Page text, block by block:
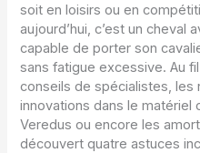
soit en loisirs ou en
aujourd’hui, c’est un cheval
capable de porter son
sans fatigue excessive. Au
conseils de spécialistes, les
innovations dans le
Veredus ou encore les
découvert quatre astuces